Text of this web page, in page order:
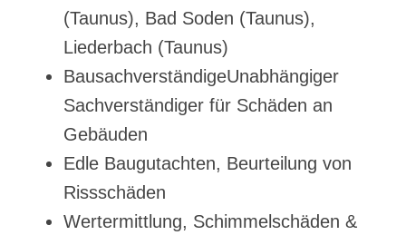
(Taunus), Bad Soden (Taunus),
Liederbach (Taunus)
BausachverständigeUnabhängiger
Sachverständiger für Schäden an
Gebäuden
Edle Baugutachten, Beurteilung von
Rissschäden
Wertermittlung, Schimmelschäden &